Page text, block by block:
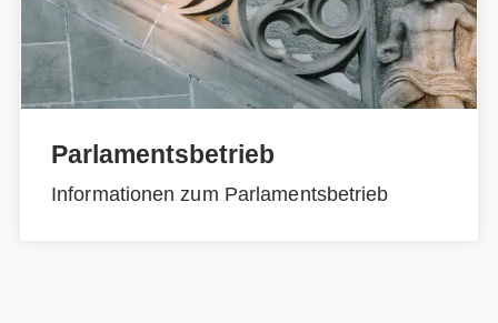
Parlamentsbetrieb
Informationen zum Parlamentsbetrieb